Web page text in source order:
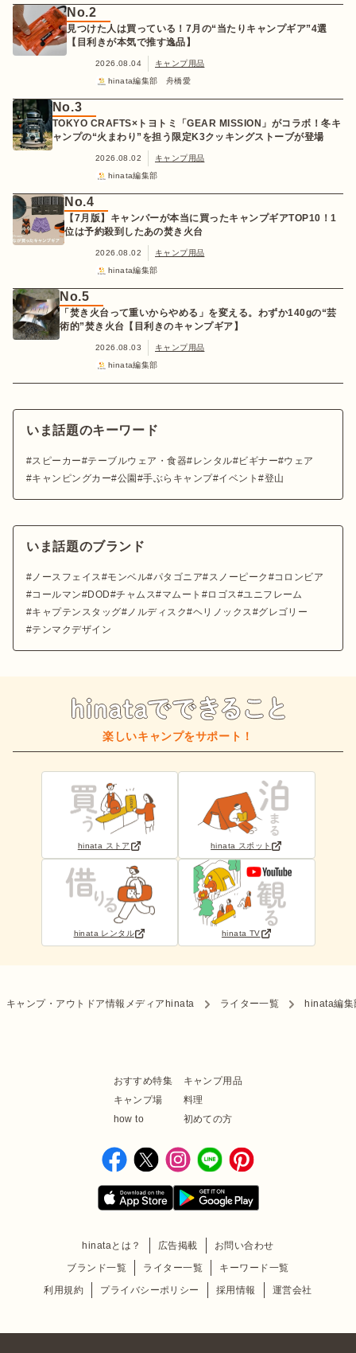
No.2
見つけた人は買っている！7月の“当たりキャンプギア”4選
【目利きが本気で推す逸品】
2026.08.04
キャンプ用品
hinata編集部 舟橋愛
No.3
TOKYO CRAFTS×トヨトミ「GEAR MISSION」がコラボ！冬キ
ャンプの“火まわり”を担う限定K3クッキングストーブが登場
2026.08.02
キャンプ用品
hinata編集部
No.4
【7月版】キャンパーが本当に買ったキャンプギアTOP10！1
位は予約殺到したあの焚き火台
2026.08.02
キャンプ用品
hinata編集部
No.5
「焚き火台って重いからやめる」を変える。わずか140gの“芸
術的”焚き火台【目利きのキャンプギア】
2026.08.03
キャンプ用品
hinata編集部
いま話題のキーワード
スピーカー テーブルウェア・食器 レンタル ビギナー
ウェア
キャンピングカー 公園 手ぶらキャンプ イベント 登山
いま話題のブランド
ノースフェイス モンベル パタゴニア スノーピーク
コロンビア
コールマン
DOD チャムス マムート ロゴス
ユニフレーム
キャプテンスタッグ
ノルディスク ヘリノックス
グレゴリー
テンマクデザイン
楽しいキャンプをサポート！
hinata ストア hinata スポット
hinata レンタル hinata TV
キャンプ・アウトドア情報メディアhinata ライター一覧 hinata編
おすすめ特集
キャンプ用品
キャンプ場
料理
how to
初めての方
hinataとは？ 広告掲載
お問い合わせ
ブランド一覧
ライター一覧
キーワード一覧
利用規約
プライバシーポリシー 採用情報 運営会社